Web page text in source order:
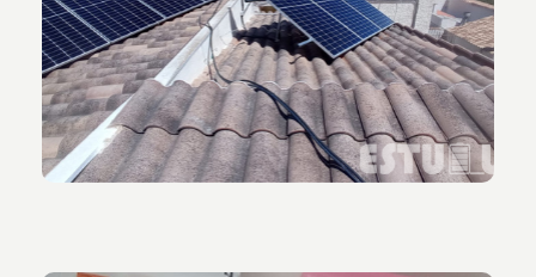
instalación de placas Solares en el tejado de casa
unifamiliar